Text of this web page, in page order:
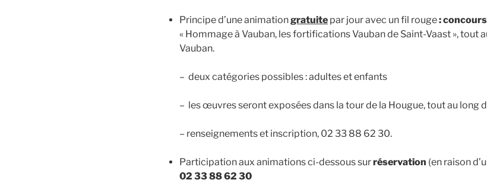
Principe d’une animationgratuite par jour avec un fil rouge:
« Hommage à Vauban, les fortifications Vauban de Saint-Vaast », tout
Vauban.
– deux catégories possibles : adultes et enfants
– les œuvres seront exposées dans la tour de la Hougue, tout au long
– renseignements et inscription, 02 33 88 62 30.
Participation aux animations ci-dessous surréservation (en raison
02 33 88 62 30